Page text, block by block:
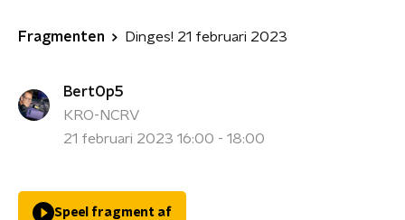
Fragmenten Dinges! 21 februari 2023
BertOp5
KRO-NCRV
21 februari 2023 16:00 - 18:00
Speel fragment af